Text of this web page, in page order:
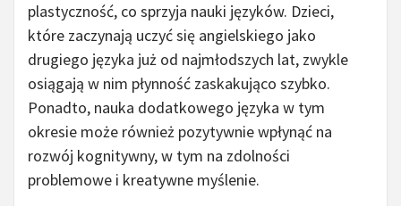
plastyczność, co sprzyja nauki języków. Dzieci,
które zaczynają uczyć się angielskiego jako
drugiego języka już od najmłodszych lat, zwykle
osiągają w nim płynność zaskakująco szybko.
Ponadto, nauka dodatkowego języka w tym
okresie może również pozytywnie wpłynąć na
rozwój kognitywny, w tym na zdolności
problemowe i kreatywne myślenie.